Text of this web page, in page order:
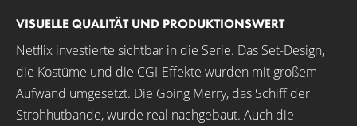
VISUELLE QUALITÄT UND PRODUKTIONSWERT
Netflix investierte sichtbar in die Serie. Das Set-Design,
die Kostüme und die CGI-Effekte wurden mit großem
Aufwand umgesetzt. Die Going Merry, das Schiff der
Strohhutbande, wurde real nachgebaut. Auch die